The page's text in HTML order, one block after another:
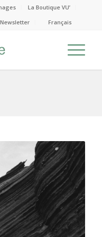
La Boutique VU’
Newsletter Français